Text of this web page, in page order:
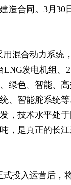
造合同。3月30
用混合动力系统
LNG发电机组、
绿色、智能、
、智能舵系统
，技术水平处
，是真正的长
式投入运营后，